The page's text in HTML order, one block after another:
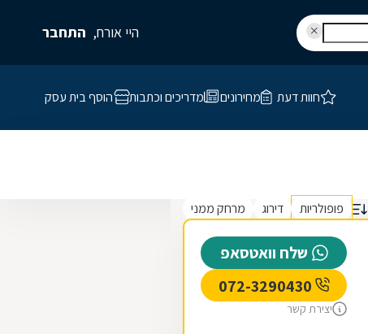
היי אורח, התחבר
חוות דעת מחירונים מדריכים וכתבות הוסף בית עסק
פופולריות דירוג מרחק ממני
שלח וואטסאפ
יצירת קשר